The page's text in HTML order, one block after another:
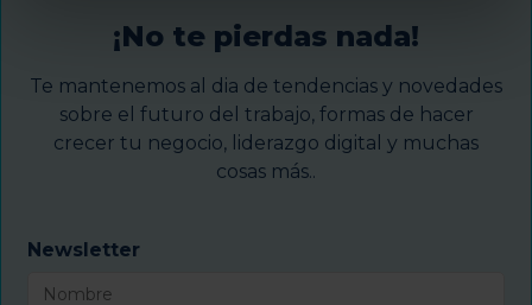
¡No te pierdas nada!
Te mantenemos al dia de tendencias y novedades
sobre el futuro del trabajo, formas de hacer
crecer tu negocio, liderazgo digital y muchas
cosas más..
Newsletter